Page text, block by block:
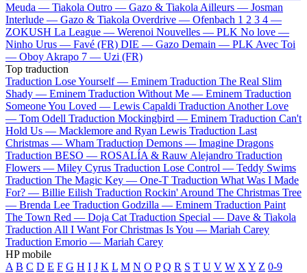
Meuda — Tiakola Outro — Gazo & Tiakola Ailleurs — Josman
Interlude — Gazo & Tiakola Overdrive — Ofenbach 1 2 3 4 —
ZOKUSH La League — Werenoi Nouvelles — PLK No love —
Ninho Urus — Favé (FR) DIE — Gazo Demain — PLK Avec Toi
— Oboy Akrapo 7 — Uzi (FR)
Top traduction
Traduction Lose Yourself — Eminem Traduction The Real Slim
Shady — Eminem Traduction Without Me — Eminem Traduction
Someone You Loved — Lewis Capaldi Traduction Another Love
— Tom Odell Traduction Mockingbird — Eminem Traduction Can't
Hold Us — Macklemore and Ryan Lewis Traduction Last
Christmas — Wham Traduction Demons — Imagine Dragons
Traduction BESO — ROSALÍA & Rauw Alejandro Traduction
Flowers — Miley Cyrus Traduction Lose Control — Teddy Swims
Traduction The Magic Key — One-T Traduction What Was I Made
For? — Billie Eilish Traduction Rockin' Around The Christmas Tree
— Brenda Lee Traduction Godzilla — Eminem Traduction Paint
The Town Red — Doja Cat Traduction Special — Dave & Tiakola
Traduction All I Want For Christmas Is You — Mariah Carey
Traduction Emorio — Mariah Carey
HP mobile
A B C D E F G H I J K L M N O P Q R S T U V W X Y Z 0-9